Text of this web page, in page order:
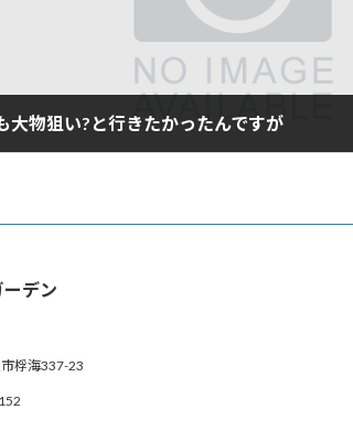
大物狙い?と行きたかったんですが
ーデン
桴海337-23